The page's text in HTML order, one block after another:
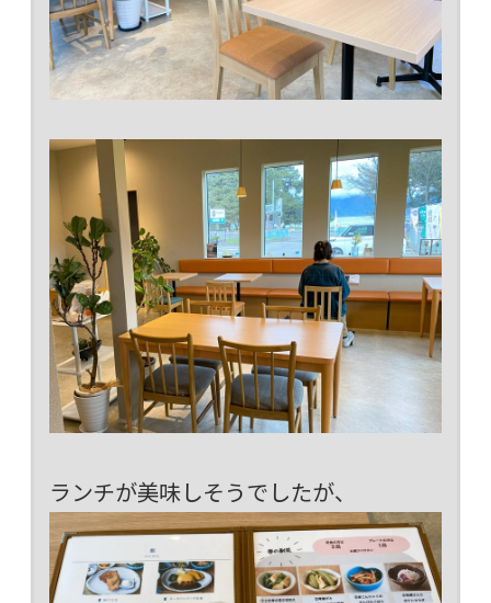
ランチが美味しそうでしたが、